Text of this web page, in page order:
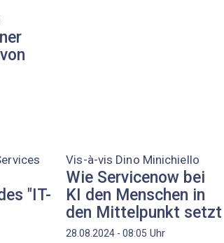
"IT-
Vis-à-vis Dino Minichiello
Wie Servicenow bei
KI den Menschen in
den Mittelpunkt setzt
28.08.2024 - 08:05 Uhr